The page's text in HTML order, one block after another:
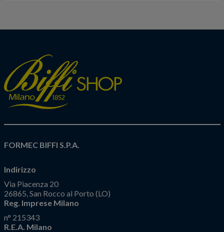
FORMEC BIFFI S.P.A.
Indirizzo
Via Piacenza 20
26865, San Rocco al Porto (LO)
Reg. Imprese Milano
n° 215343
R.E.A. Milano